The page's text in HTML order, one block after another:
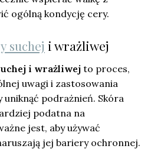
ogólną kondycję cery.
suchej i wrażliwej
i wrażliwej to proces,
uwagi i zastosowania
uniknąć podrażnień. Skóra
podatna na
jest, aby używać
jej bariery ochronnej.